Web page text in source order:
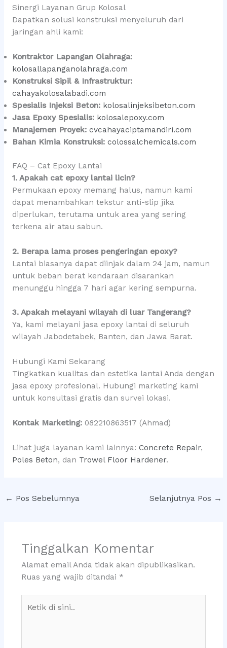
Sinergi Layanan Grup Kolosal
Dapatkan solusi konstruksi menyeluruh dari
jaringan ahli kami:
Kontraktor Lapangan Olahraga:
kolosallapanganolahraga.com
Konstruksi Sipil & Infrastruktur:
cahayakolosalabadi.com
Spesialis Injeksi Beton: kolosalinjeksibeton.com
Jasa Epoxy Spesialis: kolosalepoxy.com
Manajemen Proyek: cvcahayaciptamandiri.com
Bahan Kimia Konstruksi: colossalchemicals.com
FAQ – Cat Epoxy Lantai
1. Apakah cat epoxy lantai licin?
Permukaan epoxy memang halus, namun kami
dapat menambahkan tekstur anti-slip jika
diperlukan, terutama untuk area yang sering
terkena air atau sabun.
2. Berapa lama proses pengeringan epoxy?
Lantai biasanya dapat diinjak dalam 24 jam, namun
untuk beban berat kendaraan disarankan
menunggu hingga 7 hari agar kering sempurna.
3. Apakah melayani wilayah di luar Tangerang?
Ya, kami melayani jasa epoxy lantai di seluruh
wilayah Jabodetabek, Banten, dan Jawa Barat.
Hubungi Kami Sekarang
Tingkatkan kualitas dan estetika lantai Anda dengan
jasa epoxy profesional. Hubungi marketing kami
untuk konsultasi gratis dan survei lokasi.
Kontak Marketing:082210863517 (Ahmad)
Lihat juga layanan kami lainnya: Concrete Repair,
Poles Beton, dan Trowel Floor Hardener.
← Pos Sebelumnya Selanjutnya Pos →
Tinggalkan Komentar
Alamat email Anda tidak akan dipublikasikan.
Ruas yang wajib ditandai *